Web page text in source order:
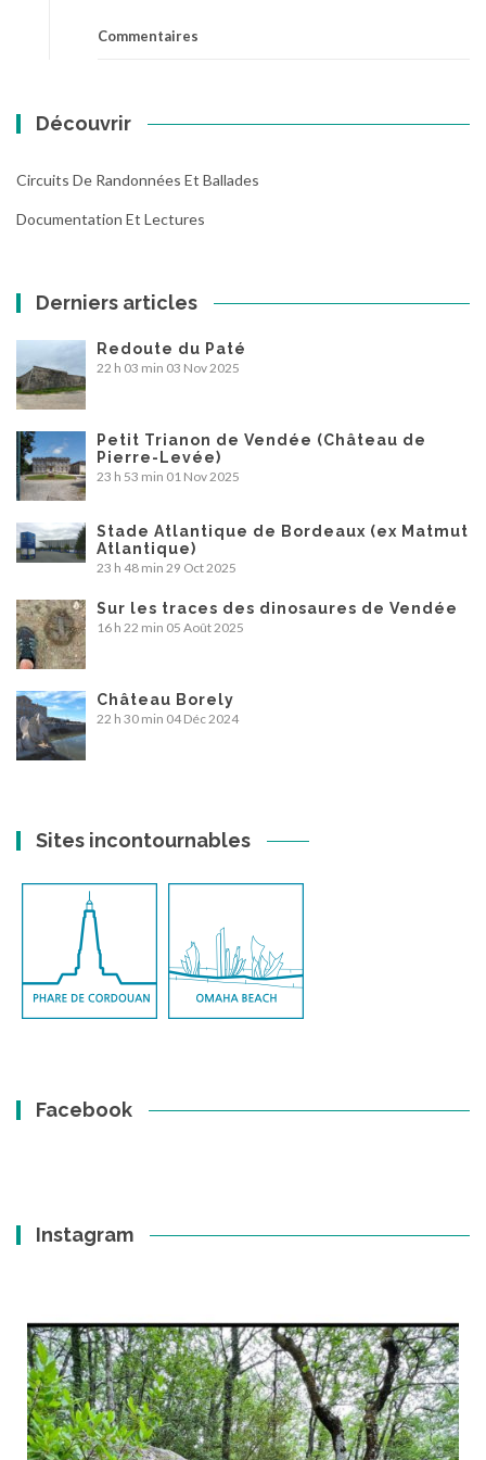
Commentaires
Découvrir
Circuits De Randonnées Et Ballades
Documentation Et Lectures
Derniers articles
Redoute du Paté
22 h 03 min 03 Nov 2025
Petit Trianon de Vendée (Château de
Pierre-Levée)
23 h 53 min 01 Nov 2025
Stade Atlantique de Bordeaux (ex Matmut
Atlantique)
23 h 48 min 29 Oct 2025
Sur les traces des dinosaures de Vendée
16 h 22 min 05 Août 2025
Château Borely
22 h 30 min 04 Déc 2024
Sites incontournables
Facebook
Instagram